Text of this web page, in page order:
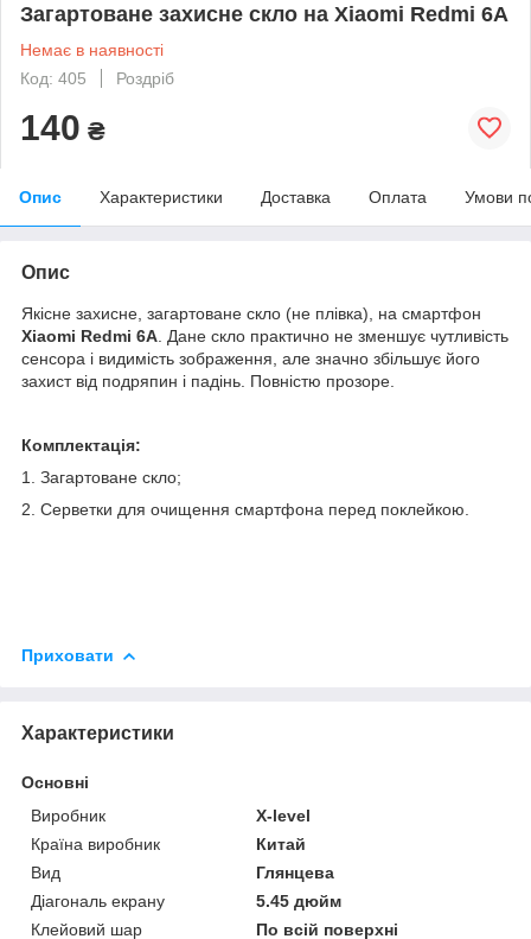
Загартоване захисне скло на Xiaomi Redmi 6A
Немає в наявності
Код: 405
Роздріб
140 ₴
Опис Характеристики Доставка Оплата Умови
Опис
Якісне захисне, загартоване скло (не плівка), на смартфон
Xiaomi Redmi 6A . Дане скло практично не зменшує чутливість
сенсора і видимість зображення, але значно збільшує його
захист від подряпин і падінь. Повністю прозоре.
Комплектація:
1. Загартоване скло;
2. Серветки для очищення смартфона перед поклейкою.
Приховати
Характеристики
Основні
Виробник
X-level
Країна виробник
Китай
Вид
Глянцева
Діагональ екрану
5.45 дюйм
Клейовий шар
По всій поверхні